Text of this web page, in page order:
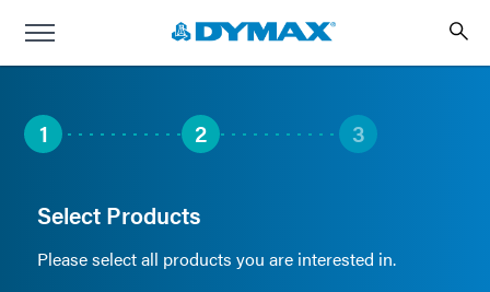
1 2 3
Select Products
Please select all products you are interested in.